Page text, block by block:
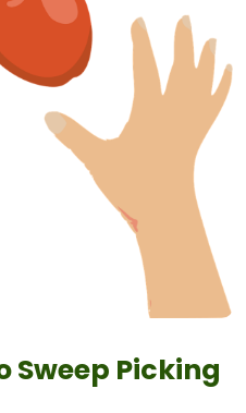
Sweep Picking